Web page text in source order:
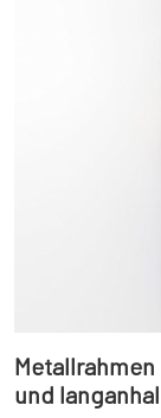
und